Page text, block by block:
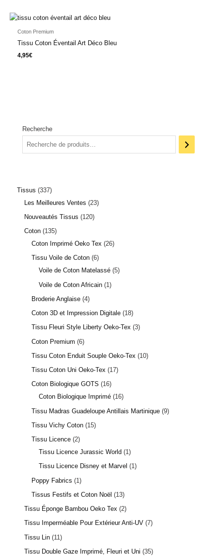
Coton Premium
Tissu Coton Éventail Art Déco Bleu
4,95€
Recherche
Tissus 337
Les Meilleures Ventes
23
Nouveautés Tissus
120
Coton 135
Coton Imprimé Oeko Tex 26
Tissu Voile de Coton 6
Voile de Coton Matelassé 5
Voile de Coton Africain 1
Broderie Anglaise 4
Coton 3D et Impression Digitale 18
Tissu Fleuri Style Liberty Oeko-Tex 3
Coton Premium 6
Tissu Coton Enduit Souple Oeko-Tex
10
Tissu Coton Uni Oeko-Tex
17
Coton Biologique GOTS
16
Coton Biologique Imprimé 16
Tissu Madras Guadeloupe Antillais Martinique 9
Tissu Vichy Coton 15
Tissu Licence 2
Tissu Licence Jurassic World
1
Tissu Licence Disney et Marvel
1
Poppy Fabrics
1
Tissus Festifs et Coton Noël
13
Tissu Éponge Bambou Oeko Tex 2
Tissu Imperméable Pour Extérieur Anti-UV 7
Tissu Lin 11
Tissu Double Gaze Imprimé, Fleuri et Uni 35